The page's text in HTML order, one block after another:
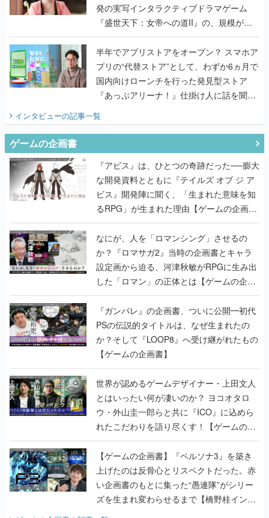
発の実写インタラクティブドラマゲーム
『盛世天下：女帝への道II』の、規模が違
うこだわりをプロデューサーに聞いた
半年でアプリストアをオープン？ スマホア
プリの“代替ストア”として、わずか6ヵ月で
国内向けローンチを行った発見型ストア
『あっぷアリーナ！』仕掛け人に話を聞い
インタビューの記事一覧
ゲームの企画書
『アビス』は、ひとつの奇跡だった──膨大
な開発資料とともに『テイルズ オブ ジ ア
ビス』開発陣に聞く、「生まれた意味を知
るRPG」が生まれた理由【ゲームの企画
書】
なにが、人を「ロマンシング」させるの
か？『ロマサガ2』当時の企画書とキャラ
設定画から迫る、河津秋敏がRPGに生み出
した「ロマン」の正体とは【ゲームの企画
書】
『ガンパレ』の企画書、ついに公開━初代
PSの伝説的タイトルは、なぜ生まれたの
か？そして『LOOP8』へ受け継がれたもの
【ゲームの企画書】
世界が認めるゲームデザイナー・上田文人
とはいったい何が凄いのか？ ヨコオタロ
ウ・外山圭一郎らと共に『ICO』に込めら
れたこだわりを語り尽くす！【ゲームの企
画書】
【ゲームの企画書】『ペルソナ3』を築き
上げたのは反骨心とリスペクトだった。赤
い企画書のもとに集った“愚連隊”がシリー
ズを生まれ変わらせるまで【橋野桂インタ